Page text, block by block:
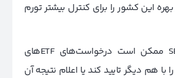
بهره این کشور را برای کنترل بیشتر تورم
علاوه بر این، SEC ممکن است درخواست‌های ETFهای
هم دیگر تایید کند یا اعلام نتیجه آن